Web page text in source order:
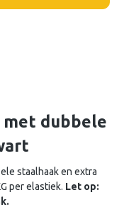
met dubbele
staalhaak en extra
per elastiek. Let op: